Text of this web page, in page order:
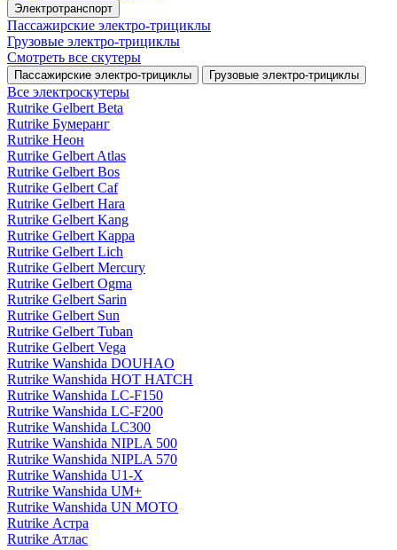
Электротранспорт
Пассажирские электро‑трициклы
Грузовые электро‑трициклы
Смотреть все скутеры
Пассажирские электро‑трициклы Грузовые электро‑трициклы
Все электро­скутеры
Rutrike Gelbert Beta
Rutrike Бумеранг
Rutrike Неон
Rutrike Gelbert Atlas
Rutrike Gelbert Bos
Rutrike Gelbert Caf
Rutrike Gelbert Hara
Rutrike Gelbert Kang
Rutrike Gelbert Kappa
Rutrike Gelbert Lich
Rutrike Gelbert Mercury
Rutrike Gelbert Ogma
Rutrike Gelbert Sarin
Rutrike Gelbert Sun
Rutrike Gelbert Tuban
Rutrike Gelbert Vega
Rutrike Wanshida DOUHAO
Rutrike Wanshida HOT HATCH
Rutrike Wanshida LC-F150
Rutrike Wanshida LC-F200
Rutrike Wanshida LC300
Rutrike Wanshida NIPLA 500
Rutrike Wanshida NIPLA 570
Rutrike Wanshida U1-X
Rutrike Wanshida UM+
Rutrike Wanshida UN MOTO
Rutrike Астра
Rutrike Атлас